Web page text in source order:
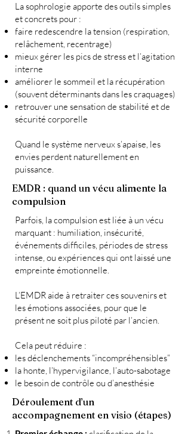
La sophrologie apporte des outils simples
et concrets pour :
faire redescendre la tension (respiration,
relâchement, recentrage)
mieux gérer les pics de stress et l’agitation
interne
améliorer le sommeil et la récupération
(souvent déterminants dans les craquages)
retrouver une sensation de stabilité et de
sécurité corporelle
Quand le système nerveux s’apaise, les
envies perdent naturellement en
puissance.
EMDR : quand un vécu alimente la
compulsion
Parfois, la compulsion est liée à un vécu
marquant : humiliation, insécurité,
événements difficiles, périodes de stress
intense, ou expériences qui ont laissé une
empreinte émotionnelle.
L’EMDR aide à retraiter ces souvenirs et
les émotions associées, pour que le
présent ne soit plus piloté par l’ancien.
Cela peut réduire :
les déclenchements “incompréhensibles”
la honte, l’hypervigilance, l’auto-sabotage
le besoin de contrôle ou d’anesthésie
Déroulement d’un
accompagnement en visio (étapes)